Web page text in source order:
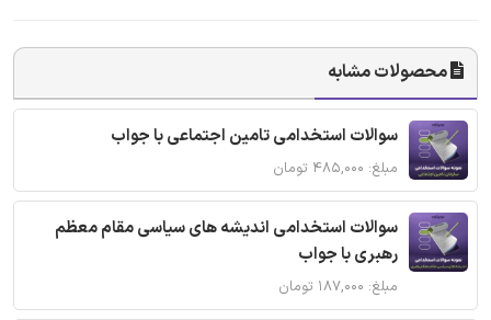
محصولات مشابه
سوالات استخدامی تامین اجتماعی با جواب
مبلغ: ۴۸۵,۰۰۰ تومان
سوالات استخدامی اندیشه های سیاسی مقام معظم
رهبری با جواب
مبلغ: ۱۸۷,۰۰۰ تومان